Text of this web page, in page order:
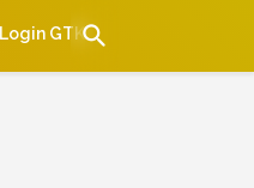
Login GTK